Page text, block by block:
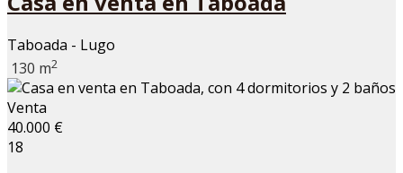
Taboada - Lugo
130 m2
Venta
40.000 €
18